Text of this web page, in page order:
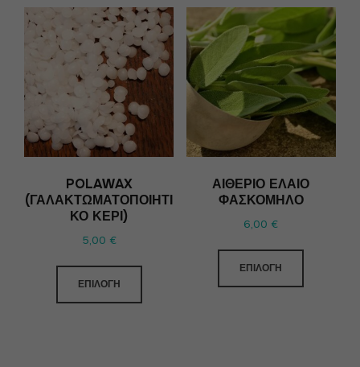
POLAWAX
(ΓΑΛΑΚΤΩΜΑΤΟΠΟΙΗΤΙ
ΚΌ ΚΕΡΊ)
5,00 €
ΕΠΙΛΟΓΉ
ΑΙΘΈΡΙΟ ΈΛΑΙΟ
ΦΑΣΚΌΜΗΛΟ
6,00 €
ΕΠΙΛΟΓΉ